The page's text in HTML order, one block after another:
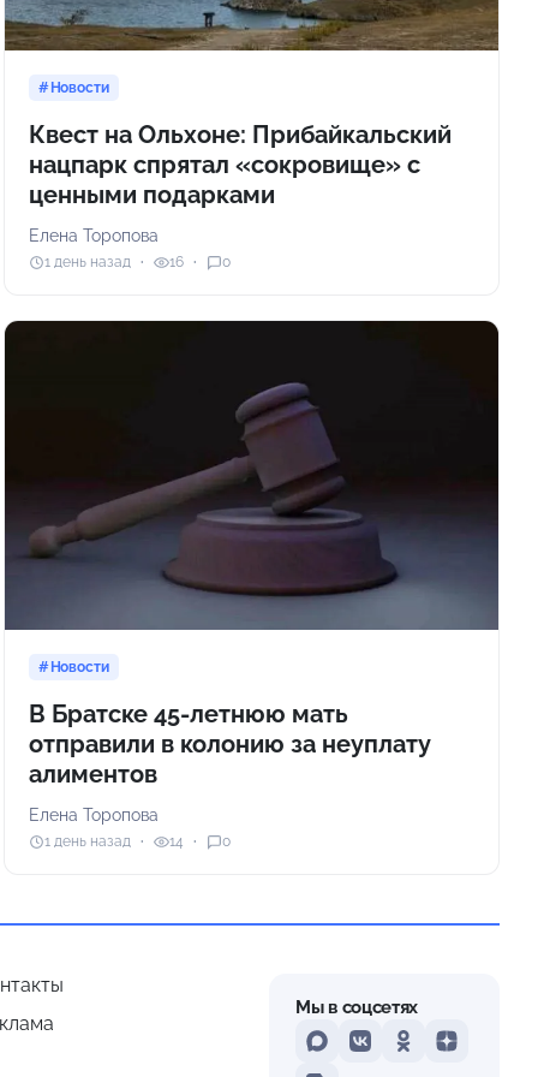
Новости
Квест на Ольхоне: Прибайкальский
нацпарк спрятал «сокровище» с
ценными подарками
Елена Торопова
1 день назад 16 0
Новости
В Братске 45-летнюю мать
отправили в колонию за неуплату
алиментов
Елена Торопова
1 день назад 14 0
Мы в соцсетях
MAXVKontakteOdnoklassniki
Dzen